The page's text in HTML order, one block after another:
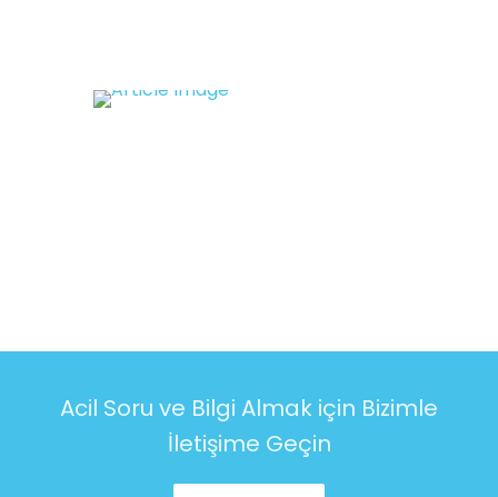
Acil Soru ve Bilgi Almak için Bizimle
İletişime Geçin